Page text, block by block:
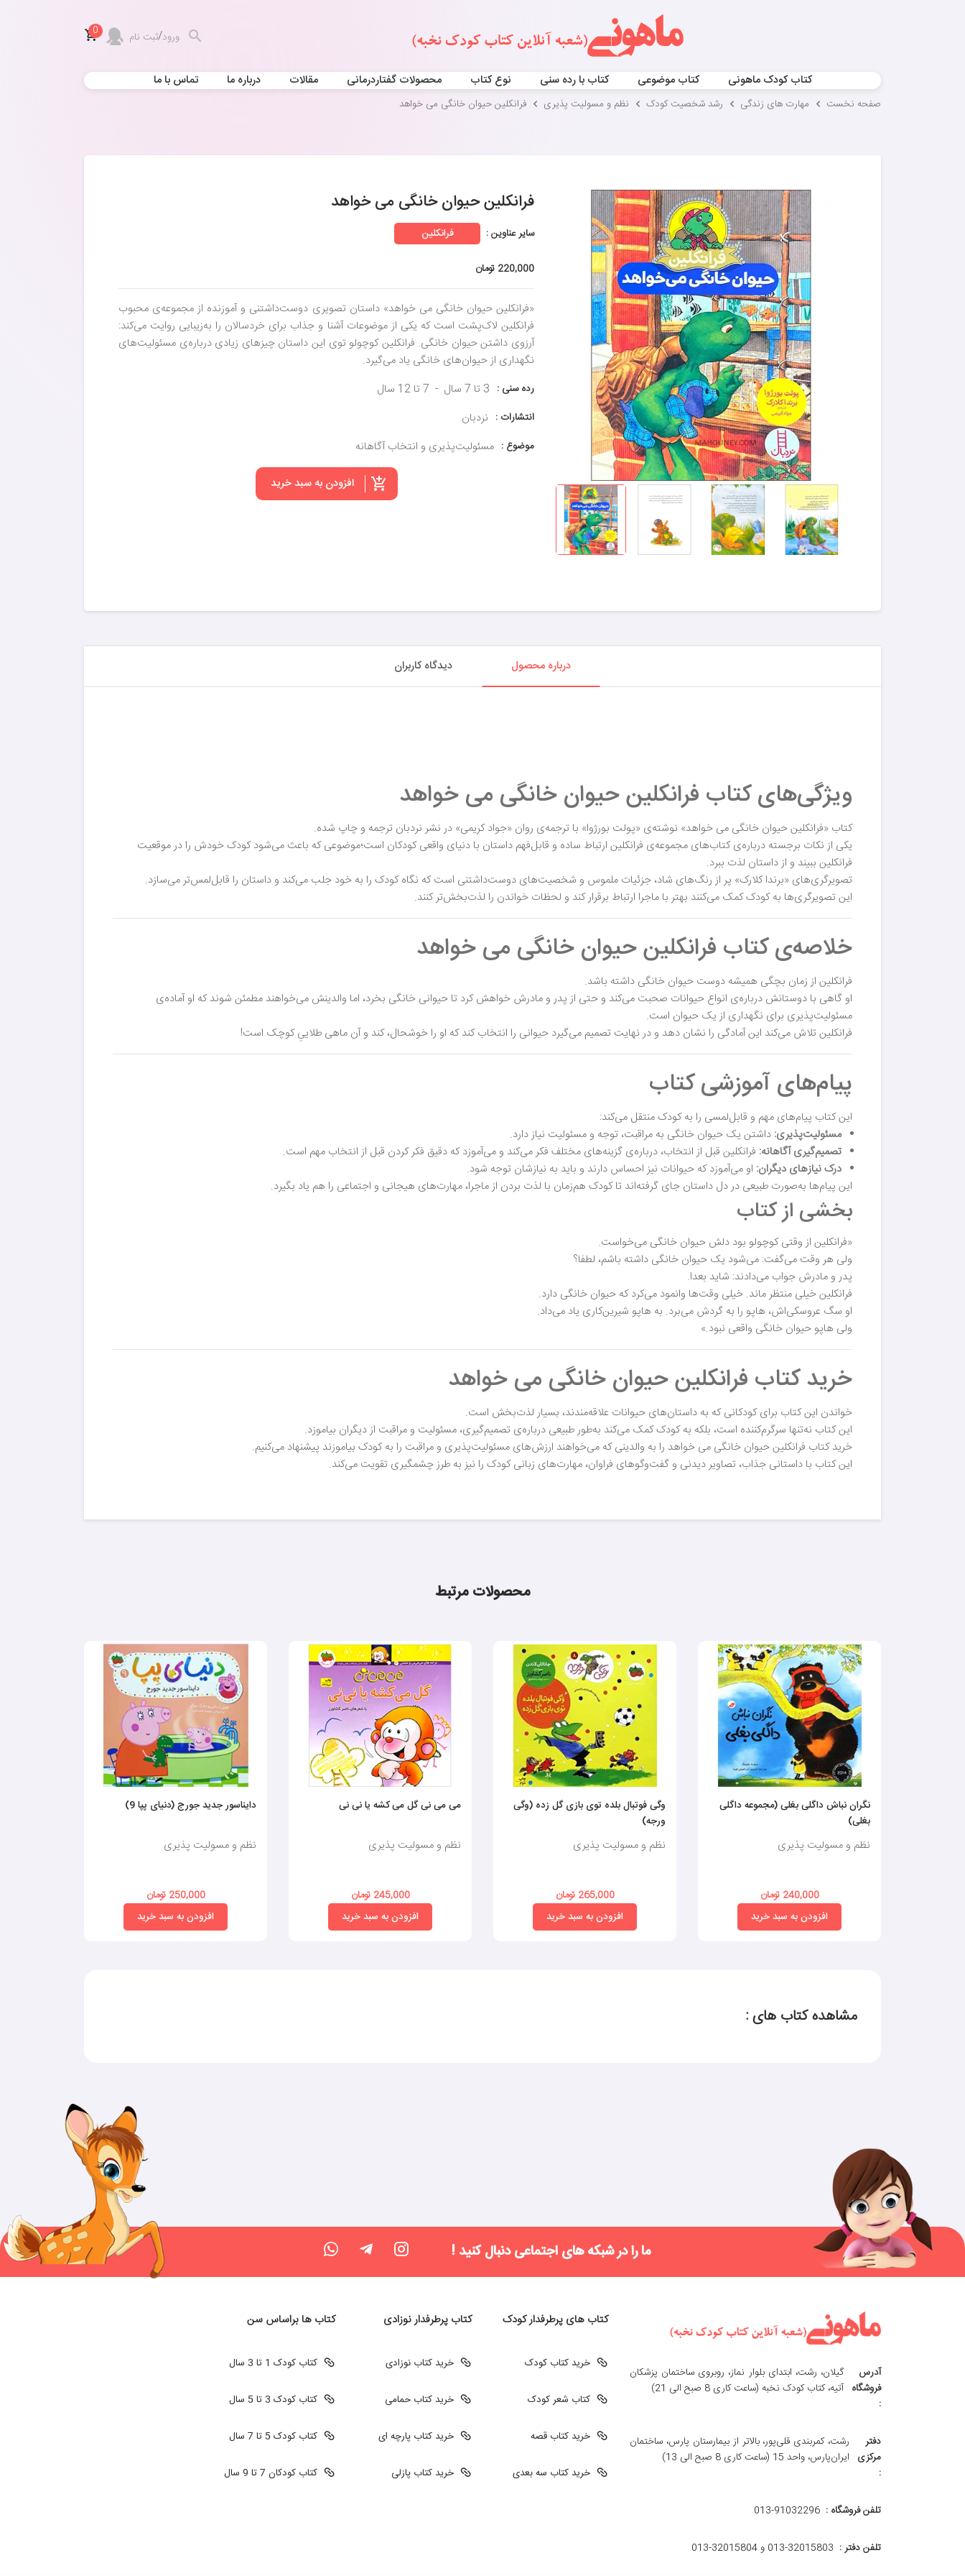
ورود/ثبت نام 0
کتاب کودک ماهونی کتاب موضوعی کتاب با رده سنی نوع کتاب محصولات گفتاردرمانی مقالات درباره ما تماس با ما
صفحه نخست مهارت های زندگی رشد شخصیت کودک نظم و مسولیت پذیری فرانکلین حیوان خانگی می خواهد
فرانکلین حیوان خانگی می خواهد
سایر عناوین : فرانکلین
220,000 تومان
«فرانکلین حیوان خانگی می خواهد» داستان تصویری دوست‌داشتنی و آموزنده از مجموعه‌ی محبوب
فرانکلین لاک‌پشت است که یکی از موضوعات آشنا و جذاب برای خردسالان را به‌زیبایی روایت می‌کند:‌
آرزوی داشتن حیوان خانگی. فرانکلین کوچولو توی این داستان چیزهای زیادی درباره‌ی مسئولیت‌های
نگهداری از حیوان‌های خانگی یاد می‌گیرد.
رده سنی : 3 تا 7 سال 7 تا 12 سال
انتشارات : نردبان
موضوع : مسئولیت‌پذیری و انتخاب آگاهانه
افزودن به سبد خرید
درباره محصول دیدگاه کاربران
ویژگی‌های کتاب فرانکلین حیوان خانگی می خواهد
کتاب «فرانکلین حیوان خانگی می خواهد» نوشته‌ی «پولت بورژوا» با ترجمه‌ی روان «جواد کریمی» در نشر نردبان ترجمه و چاپ شده.
یکی از نکات برجسته درباره‌ی کتاب‌های مجموعه‌ی فرانکلین ارتباط ساده و قابل‌فهم داستان با دنیای واقعی کودکان است؛موضوعی که باعث می‌شود کودک خودش را در موقعیت
فرانکلین ببیند و از داستان لذت ببرد.
تصویرگری‌های «برندا کلارک» پر از رنگ‌های شاد، جزئیات ملموس و شخصیت‌های دوست‌داشتنی است که نگاه کودک را به خود جلب می‌کند و داستان را قابل‌لمس‌تر می‌سازد.
این تصویرگری‌ها به کودک کمک می‌کنند بهتر با ماجرا ارتباط برقرار کند و لحظات خواندن را لذت‌بخش‌تر کنند.
خلاصه‌ی کتاب فرانکلین حیوان خانگی می خواهد
فرانکلین از زمان بچگی همیشه دوست حیوان خانگی داشته باشد.
او گاهی با دوستانش درباره‌ی انواع حیوانات صحبت می‌کند و حتی از پدر و مادرش خواهش کرد تا حیوانی خانگی بخرد، اما والدینش می‌خواهند مطمئن شوند که او آماده‌ی
مسئولیت‌پذیری برای نگهداری از یک حیوان است.
فرانکلین تلاش می‌کند این آمادگی را نشان دهد و در نهایت تصمیم می‌گیرد حیوانی را انتخاب کند که او را خوشحال، کند و آن ماهی طلاییِ کوچک است!
پیام‌های آموزشی کتاب
این کتاب پیام‌های مهم و قابل‌لمسی را به کودک منتقل می‌کند:
مسئولیت‌پذیری: داشتن یک حیوان خانگی به مراقبت، توجه و مسئولیت نیاز دارد.
تصمیم‌گیری آگاهانه: فرانکلین قبل از انتخاب، درباره‌ی گزینه‌های مختلف فکر می‌کند و می‌آموزد که دقیق فکر کردن قبل از انتخاب مهم است.
درک نیازهای دیگران: او می‌آموزد که حیوانات نیز احساس دارند و باید به نیازشان توجه شود.
این پیام‌ها به‌صورت طبیعی در دل داستان جای گرفته‌اند تا کودک هم‌زمان با لذت بردن از ماجرا، مهارت‌های هیجانی و اجتماعی را هم یاد بگیرد.
بخشی از کتاب
«فرانکلین از وقتی کوچولو بود دلش حیوان خانگی می‌خواست.
ولی هر وقت می‌گفت: می‌شود یک حیوان خانگی داشته باشم، لطفا؟
پدر و مادرش جواب می‌دادند: شاید بعدا.
فرانکلین خیلی منتظر ماند. خیلی وقت‌ها وانمود می‌کرد که حیوان خانگی دارد.
او سگ عروسکی‌اش، هاپو را به گردش می‌برد. به هاپو شیرین‌کاری یاد می‌داد.
ولی هاپو حیوان خانگی واقعی نبود.»
خرید کتاب فرانکلین حیوان خانگی می خواهد
خواندن این کتاب برای کودکانی که به داستان‌های حیوانات علاقه‌مندند، بسیار لذت‌بخش است.
این کتاب نه‌تنها سرگرم‌کننده است، بلکه به کودک کمک می‌کند به‌طور طبیعی درباره‌ی تصمیم‌گیری، مسئولیت و مراقبت از دیگران بیاموزد.
خرید کتاب فرانکلین حیوان خانگی می خواهد را به والدینی که می‌خواهند ارزش‌های مسئولیت‌پذیری و مراقبت را به کودک بیاموزند پیشنهاد می‌کنیم.
این کتاب با داستانی جذاب، تصاویر دیدنی و گفت‌وگوهای فراوان، مهارت‌های زبانی کودک را نیز به طرز چشمگیری تقویت می‌کند.
محصولات مرتبط
نگران نباش داگلی بغلی (مجموعه داگلی
بغلی)
نظم و مسولیت پذیری
240,000 تومان
افزودن به سبد خرید
وگی فوتبال بلده توی بازی گل زده (وگی
ورجه)
نظم و مسولیت پذیری
265,000 تومان
افزودن به سبد خرید
می می نی گل می کشه یا نی نی
نظم و مسولیت پذیری
245,000 تومان
افزودن به سبد خرید
دایناسور جدید جورج (دنیای پپا 9)
نظم و مسولیت پذیری
250,000 تومان
افزودن به سبد خرید
مشاهده کتاب های :
ما را در شبکه های اجتماعی دنبال کنید !
آدرس
فروشگاه
:
گیلان، رشت، ابتدای بلوار نماز، روبروی ساختمان پزشکان
آتیه، کتاب کودک نخبه (ساعت کاری 8 صبح الی 21)
دفتر
مرکزی
:
رشت، کمربندی قلی‌پور، بالاتر از بیمارستان پارس، ساختمان
ایران‌پارس، واحد 15 (ساعت کاری 8 صبح الی 13)
تلفن فروشگاه : 013-91032296
تلفن دفتر : 013-32015803 و 32015804-013
کتاب های پرطرفدار کودک
خرید کتاب کودک
کتاب شعر کودک
خرید کتاب قصه
خرید کتاب سه بعدی
کتاب پرطرفدار نوزادی
خرید کتاب نوزادی
خرید کتاب حمامی
خرید کتاب پارچه ای
خرید کتاب پازلی
کتاب ها براساس سن
کتاب کودک 1 تا 3 سال
کتاب کودک 3 تا 5 سال
کتاب کودک 5 تا 7 سال
کتاب کودکان 7 تا 9 سال